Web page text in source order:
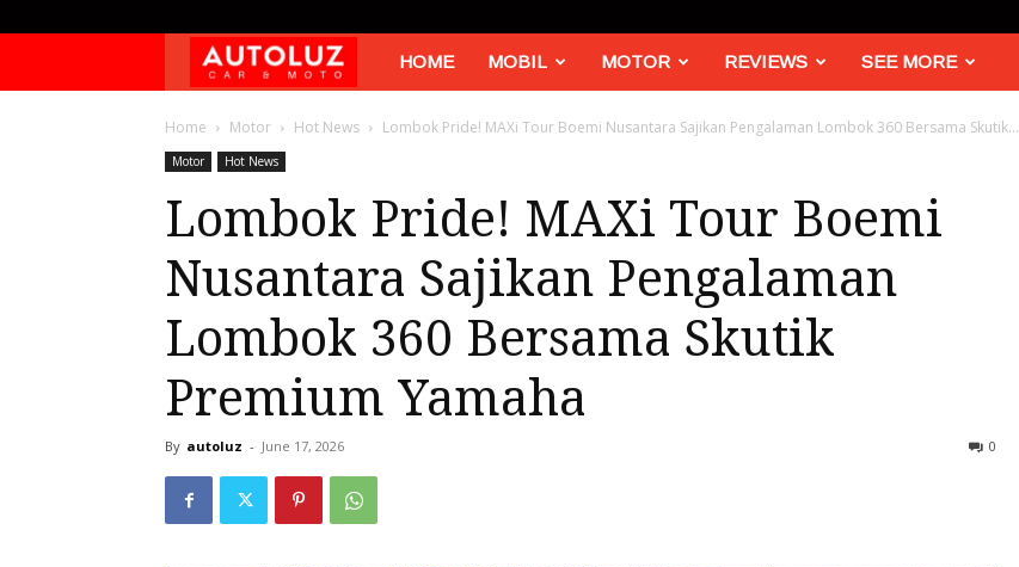
Autoluz
HOME MOBIL MOTOR REVIEWS SEE MORE
Home Motor Hot News Lombok Pride! MAXi Tour Boemi Nusantara Sajikan Pengalaman Lombok 360 Bersama Skutik...
Motor Hot News
Lombok Pride! MAXi Tour Boemi
Nusantara Sajikan Pengalaman
Lombok 360 Bersama Skutik
Premium Yamaha
By autoluz - June 17, 2026 0